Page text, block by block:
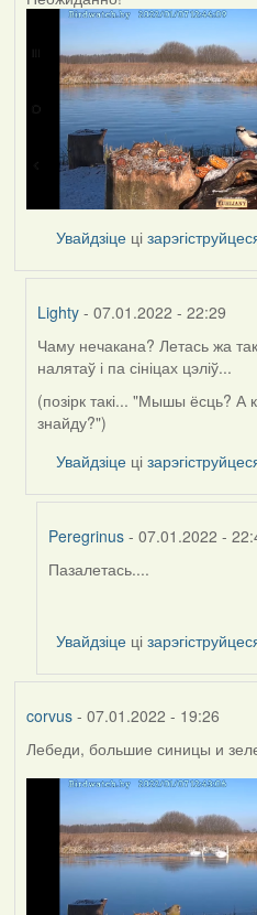
Увайдзіце ці
Lighty - 07.01.2022 - 22:29
In
reply
to
by
Чаму нечакана? Летась жа
налятаў і па сініцах цэліў...
(позірк такі... "Мышы ёсць? А
знайду?")
Увайдзіце ці
Peregrinus - 07.01.2022 -
In
by
Lighty
Пазалетась....
Увайдзіце ці
corvus- 07.01.2022 - 19:26
Лебеди, большие синицы и